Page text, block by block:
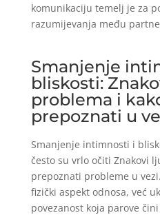
komunikaciju temelj je za
razumijevanja među
Smanjenje
bliskosti:
problema i
prepoznati u
Smanjenje intimnosti i
često su vrlo očiti Znakovi
prepoznati probleme u
fizički aspekt odnosa, već
povezanost koja parove